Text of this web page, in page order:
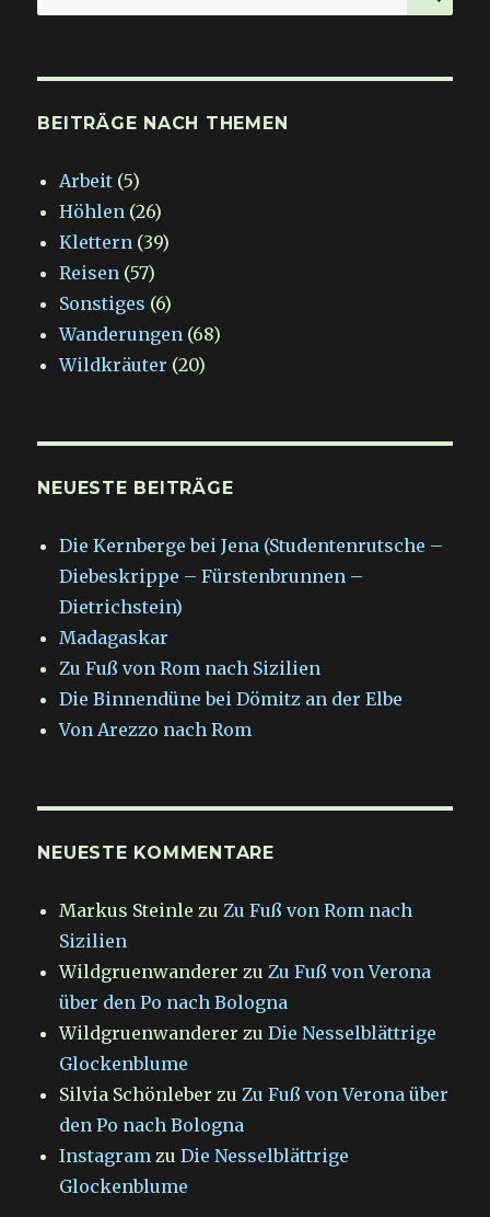
nach:
BEITRÄGE NACH THEMEN
Arbeit (5)
Höhlen (26)
Klettern (39)
Reisen (57)
Sonstiges (6)
Wanderungen (68)
Wildkräuter (20)
NEUESTE BEITRÄGE
Die Kernberge bei Jena (Studentenrutsche –
Diebeskrippe – Fürstenbrunnen –
Dietrichstein)
Madagaskar
Zu Fuß von Rom nach Sizilien
Die Binnendüne bei Dömitz an der Elbe
Von Arezzo nach Rom
NEUESTE KOMMENTARE
Markus Steinle zu Zu Fuß von Rom nach
Sizilien
Wildgruenwanderer zu Zu Fuß von Verona
über den Po nach Bologna
Wildgruenwanderer zuDie Nesselblättrige
Glockenblume
Silvia Schönleber zu Zu Fuß von Verona über
den Po nach Bologna
Instagram zuDie Nesselblättrige
Glockenblume